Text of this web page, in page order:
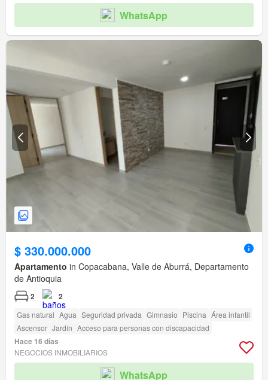
WhatsApp
$ 330.000.000
Apartamento in Copacabana, Valle de Aburrá, Departamento
de Antioquia
2 2
Gas natural Agua Seguridad privada Gimnasio Piscina Área infantil
Ascensor Jardín Acceso para personas con discapacidad
Hace 16 días
NEGOCIOS INMOBILIARIOS
WhatsApp